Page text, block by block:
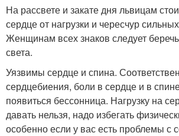
На рассвете и закате дня львицам
сердце от нагрузки и чересчур
Женщинам всех знаков следует беречь
света.
Уязвимы сердце и спина.
сердцебиения, боли в сердце и в
появиться бессонница. Нагрузку на
давать нельзя, надо избегать
особенно если у вас есть проблемы с